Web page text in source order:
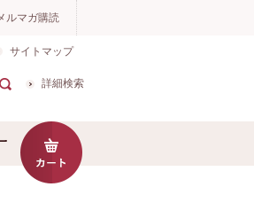
ルマガ購読
サイトマップ
詳細検索